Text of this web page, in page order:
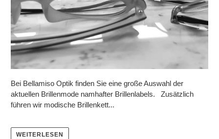
Bei Bellamiso Optik finden Sie eine große Auswahl der
aktuellen Brillenmode namhafter Brillenlabels. Zusätzlich
führen wir modische Brillenkett...
WEITERLESEN